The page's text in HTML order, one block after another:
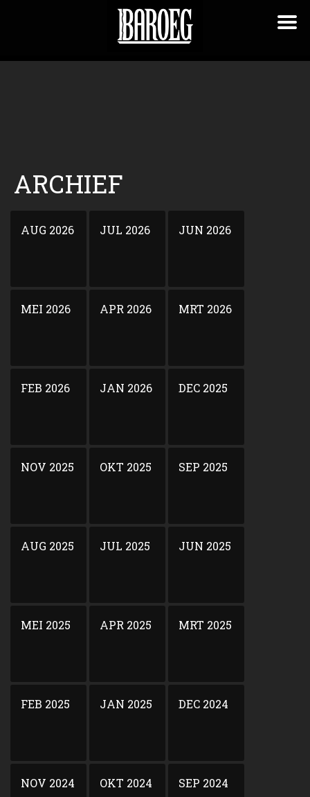
ARCHIEF
AUG 2026 JUL 2026 JUN 2026
MEI 2026 APR 2026 MRT 2026
FEB 2026 JAN 2026 DEC 2025
NOV 2025 OKT 2025 SEP 2025
AUG 2025 JUL 2025 JUN 2025
MEI 2025 APR 2025 MRT 2025
FEB 2025 JAN 2025 DEC 2024
NOV 2024 OKT 2024 SEP 2024